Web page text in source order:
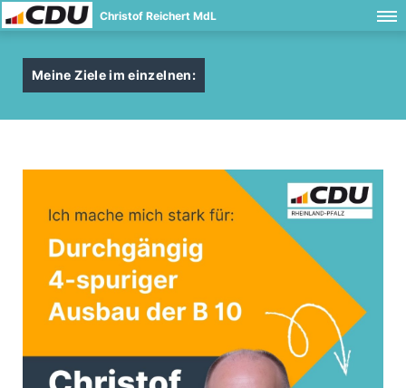
Christof Reichert MdL
Meine Ziele im einzelnen: